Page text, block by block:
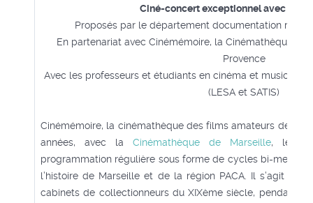
Ciné-concert exceptionnel avec 10
Proposés par le département documentation
En partenariat avec Cinémémoire, la Cinémathèque
Provence
Avec les professeurs et étudiants en cinéma et
(LESA et SATIS)
Cinémémoire, la cinémathèque des films amateurs de
années, avec la Cinémathèque de Marseille, les
programmation régulière sous forme de cycles bi-
l’histoire de Marseille et de la région PACA. Il s’agit de
cabinets de collectionneurs du XIXème siècle, pendant